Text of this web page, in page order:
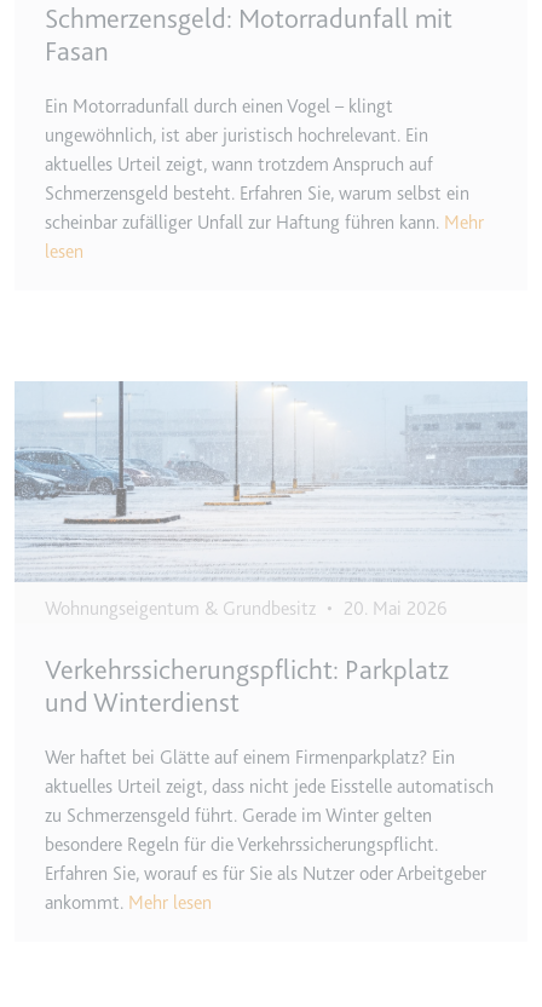
Schmerzensgeld: Motorradunfall mit
Fasan
Ein Motorradunfall durch einen Vogel – klingt
ungewöhnlich, ist aber juristisch hochrelevant. Ein
aktuelles Urteil zeigt, wann trotzdem Anspruch auf
Schmerzensgeld besteht. Erfahren Sie, warum selbst ein
scheinbar zufälliger Unfall zur Haftung führen kann. Mehr
lesen
Wohnungseigentum & Grundbesitz • 20. Mai 2026
Verkehrssicherungspflicht: Parkplatz
und Winterdienst
Wer haftet bei Glätte auf einem Firmenparkplatz? Ein
aktuelles Urteil zeigt, dass nicht jede Eisstelle automatisch
zu Schmerzensgeld führt. Gerade im Winter gelten
besondere Regeln für die Verkehrssicherungspflicht.
Erfahren Sie, worauf es für Sie als Nutzer oder Arbeitgeber
ankommt. Mehr lesen